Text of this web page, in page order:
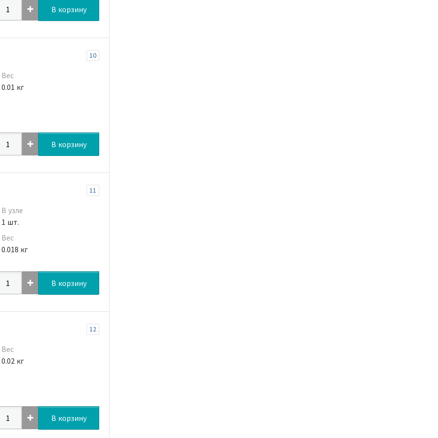
В корзину
10
Вес
0.01 кг
В корзину
11
В узле
1 шт.
Вес
0.018 кг
В корзину
12
Вес
0.02 кг
В корзину